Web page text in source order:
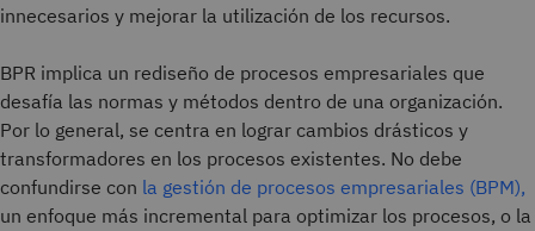
innecesarios y mejorar la utilización de los recursos.
BPR implica un rediseño de procesos empresariales que
desafía las normas y métodos dentro de una organización.
Por lo general, se centra en lograr cambios drásticos y
transformadores en los procesos existentes. No debe
confundirse con la gestión de procesos empresariales (BPM),
un enfoque más incremental para optimizar los procesos, o la